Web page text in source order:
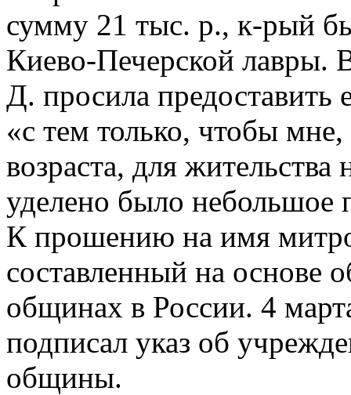
сумму 21 тыс. р., к-рый
Киево-Печерской
Д. просила
«с тем только, чтобы
возраста, для
уделено было
К прошению на имя
составленный на основе
общинах в России. 4
подписал указ об
общины.